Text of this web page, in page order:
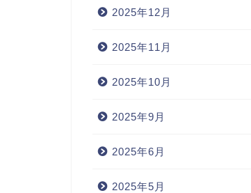
2025年12月
2025年11月
2025年10月
2025年9月
2025年6月
2025年5月